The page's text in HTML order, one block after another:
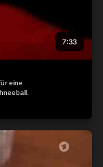
7:33
eine